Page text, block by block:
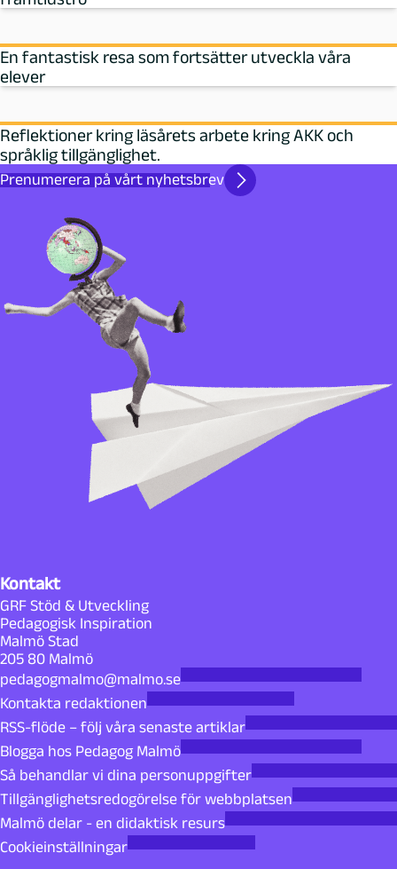
En fantastisk resa som fortsätter utveckla våra
elever
Reflektioner kring läsårets arbete kring AKK och
språklig tillgänglighet.
Prenumerera på vårt nyhetsbrev
Kontakt
GRF Stöd & Utveckling
Pedagogisk Inspiration
Malmö Stad
205 80 Malmö
pedagogmalmo@malmo.se
Kontakta redaktionen
RSS-flöde – följ våra senaste artiklar
Blogga hos Pedagog Malmö
Så behandlar vi dina personuppgifter
Tillgänglighetsredogörelse för webbplatsen
Malmö delar - en didaktisk resurs
Cookieinställningar